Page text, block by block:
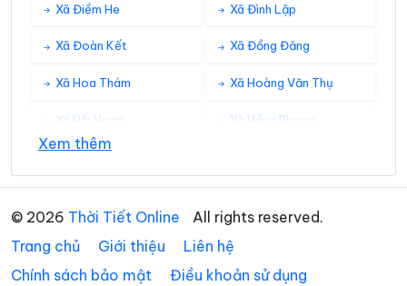
Xã Điềm He Xã Đình Lập
Xã Đoàn Kết Xã Đồng Đăng
Xã Hoa Thám Xã Hoàng Văn Thụ
Xã Hội Hoan Xã Hồng Phong
Xã Khuất Xá
Xã Kiên Mộc Xã Lộc Bình
Xem thêm
© 2026 Thời Tiết Online
All rights reserved.
Trang chủ
Giới thiệu
Liên hệ
Chính sách bảo mật
Điều khoản sử dụng